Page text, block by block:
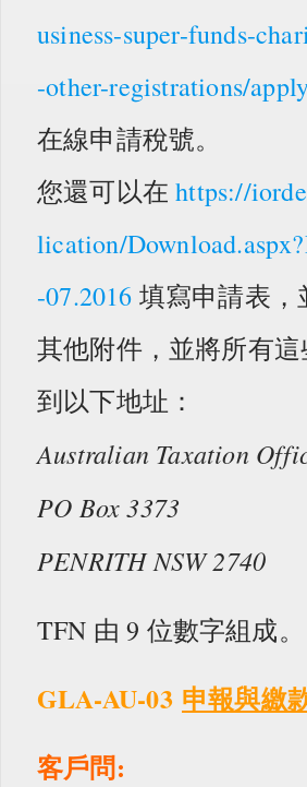
usiness-super-funds-
-other-registrations/
在線申請稅號。
您還可以在https://
lication/
-07.2016 填寫申請表，
其他附件，並將所有
到以下地址：
Australian Taxation
PO Box 3373
PENRITH NSW 2740
TFN 由 9 位數字組成。
GLA-AU-03 申報與繳
客戶問: